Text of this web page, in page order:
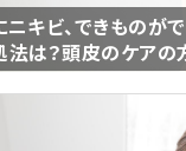
キビ、できものが
法は？頭皮のケアの